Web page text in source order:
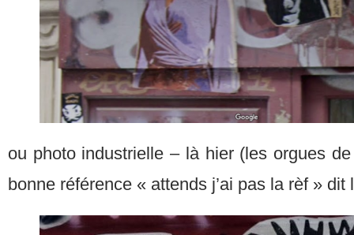
ou photo industrielle – là hier (les orgues
bonne référence « attends j’ai pas la rèf » dit